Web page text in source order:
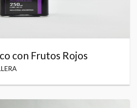
con Frutos Rojos